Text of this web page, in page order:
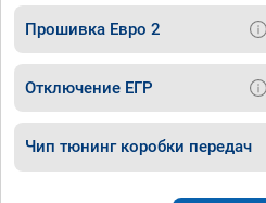
Прошивка Евро 2
Отключение ЕГР
Чип тюнинг коробки передач